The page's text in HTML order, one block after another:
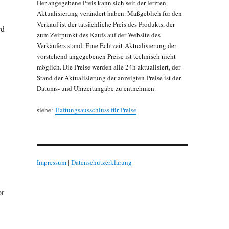
Der angegebene Preis kann sich seit der letzten
Aktualisierung verändert haben. Maßgeblich für den
Verkauf ist der tatsächliche Preis des Produkts, der
zum Zeitpunkt des Kaufs auf der Website des
Verkäufers stand. Eine Echtzeit-Aktualisierung der
vorstehend angegebenen Preise ist technisch nicht
möglich. Die Preise werden alle 24h aktualisiert, der
Stand der Aktualisierung der anzeigten Preise ist der
Datums- und Uhrzeitangabe zu entnehmen.
siehe: Haftungsausschluss für Preise
Impressum| Datenschutzerklärung